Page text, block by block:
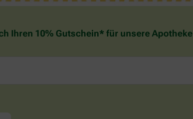
Ihren 10% Gutschein* für unsere Apotheke